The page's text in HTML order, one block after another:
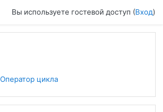
Вы используете гостевой доступ (Вход)
Оператор цикла